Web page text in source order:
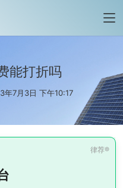
能打折吗
年7月3日 下午10:17